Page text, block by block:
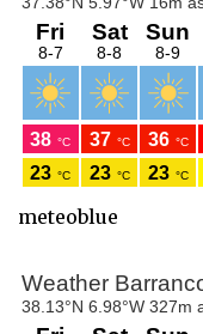
meteoblue